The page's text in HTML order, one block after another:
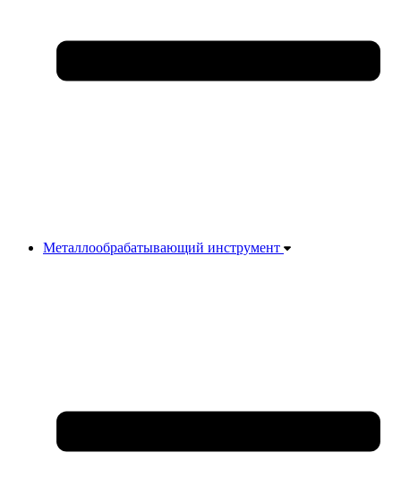
Металлообрабатывающий инструмент